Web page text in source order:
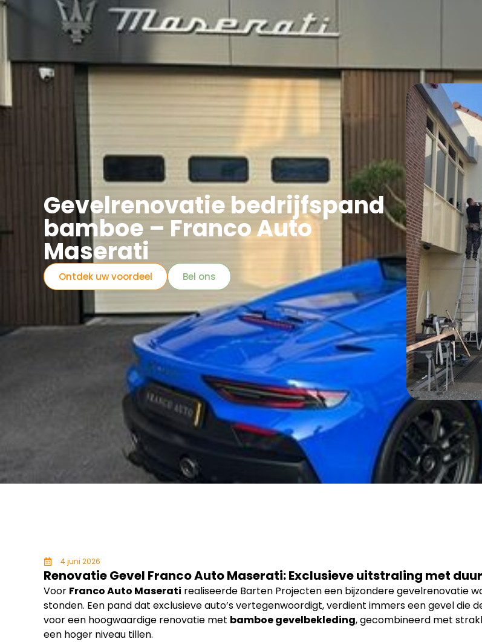
Bedrijfspand Renovatie Overige Diensten
Gevelrenovatie bedrijfspand
bamboe – Franco Auto
Maserati
Ontdek uw voordeel Bel ons
4 juni 2026
Renovatie Gevel Franco Auto Maserati: Exclusieve uitstraling met
Voor Franco Auto Maserati realiseerde Barten Projecten een bijzondere gevelrenovatie
stonden. Een pand dat exclusieve auto’s vertegenwoordigt, verdient immers een gevel
voor een hoogwaardige renovatie met bamboe gevelbekleding, gecombineerd met
een hoger niveau tillen.